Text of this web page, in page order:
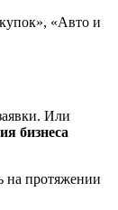
«Авто и
Или
бизнеса
на протяжении